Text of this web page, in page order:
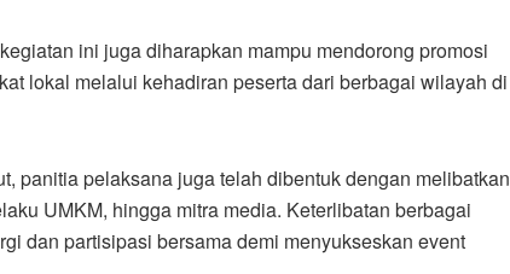
ini juga diharapkan mampu mendorong promosi
lokal melalui kehadiran peserta dari berbagai wilayah di
panitia pelaksana juga telah dibentuk dengan melibatkan
UMKM, hingga mitra media. Keterlibatan berbagai
dan partisipasi bersama demi menyukseskan event